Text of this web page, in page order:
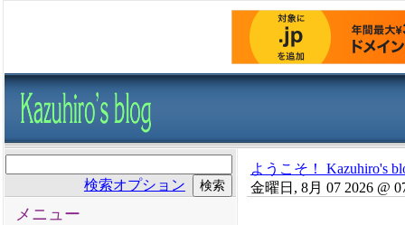
検索オプション
メニュー
ようこそ！ Kazuhiro's
金曜日, 8月 07 2026 @